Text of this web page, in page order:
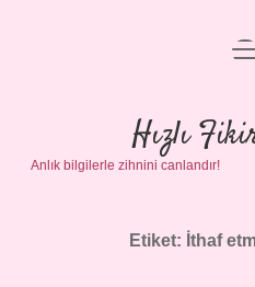
Gizlilik
Yasal
Hızlı
Anlık bilgilerle zihnini canlandır!
Etiket: İthaf